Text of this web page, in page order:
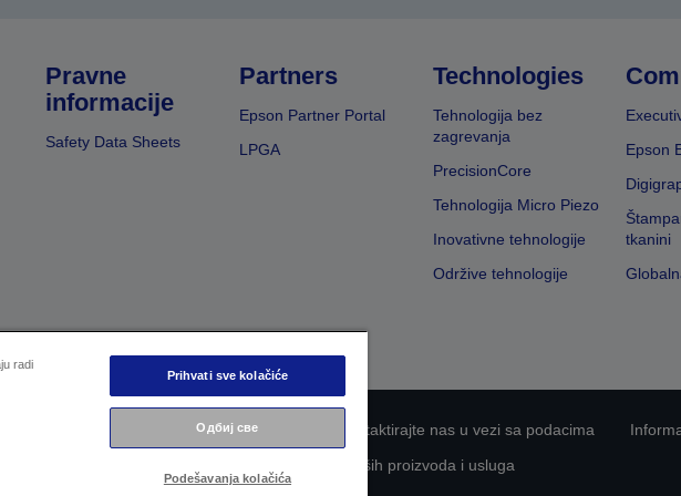
Pravne
informacije
Safety Data Sheets
Partners
Epson Partner Portal
LPGA
Technologies
Tehnologija bez
zagrevanja
PrecisionCore
Tehnologija Micro Piezo
Inovativne tehnologije
Održive tehnologije
Epson
tkanini
EU Data Act Compliance Kontaktirajte nas u vezi sa podacima
kompanije Epson za što veću pristupačnost naših proizvoda i usluga
radi
Prihvati sve kolačiće
Одбиј све
Podešavanja kolačića